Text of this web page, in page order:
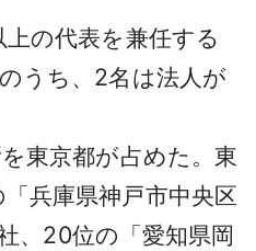
の代表を兼任する
うち、2名は法人が
東京都が占めた。東
兵庫県神戸市中央区
、20位の「愛知県岡